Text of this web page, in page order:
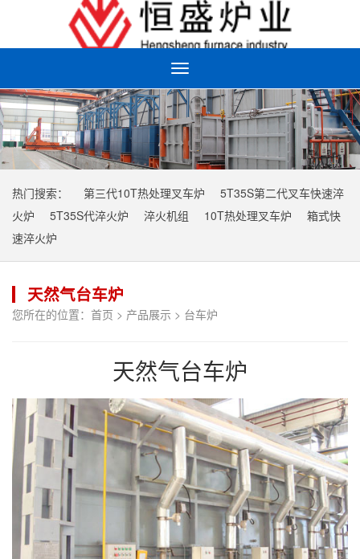
Toggle
navigation
热门搜索： 第三代10T热处理叉车炉
5T35S第二代叉车快速淬
火炉
5T35S代淬火炉 淬火机组 10T热处理叉车炉
箱式快
速淬火炉
天然气台车炉
您所在的位置： 首页 > 产品展示 > 台车炉
天然气台车炉